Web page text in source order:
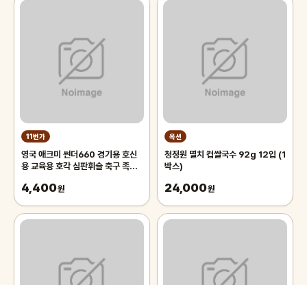
11번가
영국 애크미 썬더660 경기용 호신
용 교육용 호각 심판휘슬 축구 족구
4,400원
옥션
청정원 멸치 컵쌀국수 92g 12입 (1
박스)
24,000원